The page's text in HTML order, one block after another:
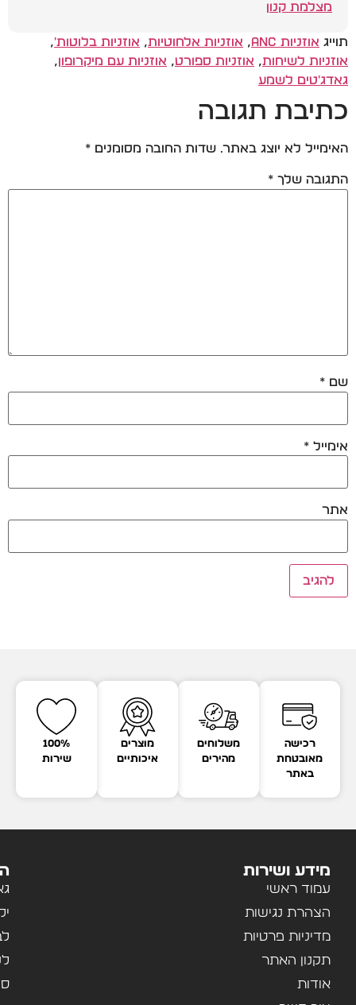
מצלמת קנון
תוייג אוזניות ANC , אוזניות אלחוטיות, אוזניות בלוטות',
אוזניות לשיחות, אוזניות ספורט, אוזניות עם מיקרופון,
גאדג'טים לשמע
כתיבת תגובה
האימייל לא יוצג באתר. שדות החובה מסומנים *
התגובה שלך *
שם *
אימייל *
אתר
רכישה
מאובטחת
באתר
משלוחים
מהירים
מוצרים
איכותיים
100%
שירות
מידע ושירות
עמוד ראשי
הצהרת נגישות
מדיניות פרטיות
תקנון האתר
אודות